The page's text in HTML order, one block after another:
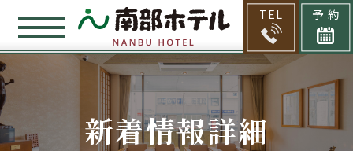
TEL 予 約
新着情報詳細